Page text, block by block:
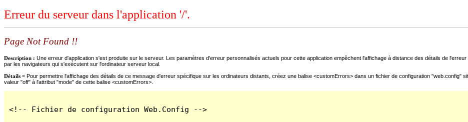
Erreur du serveur dans l'application '/'.
Page Not Found !!
Description : Une erreur d'application s'est produite sur le serveur. Les paramètres d'erreur personnalisés actuels pour cette application empêchent l'affichage à distance des détails de
par les navigateurs qui s'exécutent sur l'ordinateur serveur local.
Détails = Pour permettre l'affichage des détails de ce message d'erreur spécifique sur les ordinateurs distants, créez une balise <customErrors> dans un fichier de configuration "web.config"
valeur "off" à l'attribut "mode" de cette balise <customErrors>.
<!-- Fichier de configuration Web.Config -->